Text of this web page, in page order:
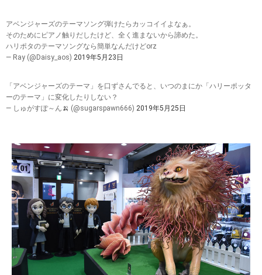
アベンジャーズのテーマソング弾けたらカッコイイよなぁ。
そのためにピアノ触りだしたけど、全く進まないから諦めた。
ハリポタのテーマソングなら簡単なんだけどorz
— Ray (@Daisy_aos) 2019年5月23日
「アベンジャーズのテーマ」を口ずさんでると、いつのまにか「ハリーポッタ
ーのテーマ」に変化したりしない？
— しゅがすぽ～ん🍌 (@sugarspawn666) 2019年5月25日